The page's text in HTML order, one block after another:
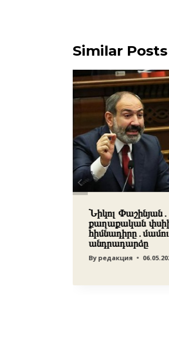
Similar Posts
Նիկոլ Փաշինյան․
քաղաքական
անդրադարձը
Byредакция